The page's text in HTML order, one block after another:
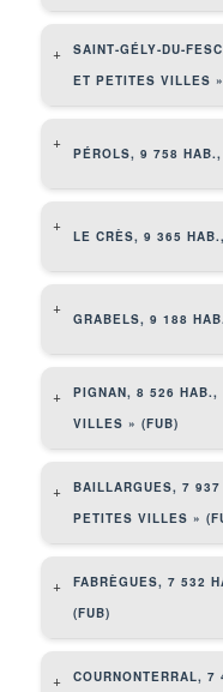
+
SAINT-GÉLY-DU-
ET PETITES VILLES
+
PÉROLS, 9 758
+
LE CRÈS, 9 365
+
GRABELS, 9 188
+
PIGNAN, 8 526 HAB.,
VILLES » (FUB)
+
BAILLARGUES, 7
PETITES VILLES »
+
FABRÈGUES, 7 532
(FUB)
+
COURNONTERRAL,